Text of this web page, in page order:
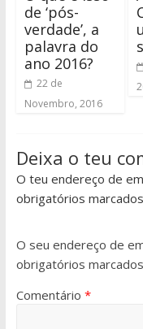
de ‘pós-
verdade’, a
palavra do
ano 2016?
22 de
Novembro, 2016
Deixa o teu
O teu endereço de
obrigatórios
O seu endereço de
obrigatórios
Comentário *